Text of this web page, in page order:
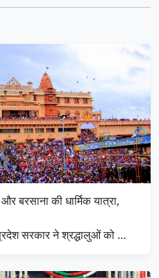
बरसाना की धार्मिक यात्रा,
सरकार ने श्रद्धालुओं को …